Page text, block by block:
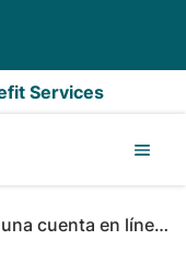
Services
línea para explorar mis beneficios?